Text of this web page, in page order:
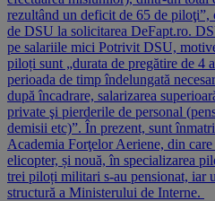
rezultând un deficit de 65 de piloţi”,
de DSU la solicitarea DeFapt.ro.
pe salariile mici Potrivit DSU,
piloți sunt „durata de pregătire de 4
perioada de timp îndelungată
după încadrare, salarizarea
private şi pierderile de personal
demisii etc)”. În prezent, sunt
Academia Forţelor Aeriene, din
elicopter, și nouă, în specializarea
trei piloți militari s-au pensionat, iar
structură a Ministerului de Interne.